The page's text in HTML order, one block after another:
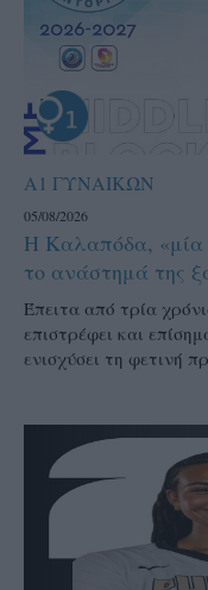
Α1 ΓΥΝΑΙΚΩΝ
05/08/2026
Η Καλαπόδα, «μία
το ανάστημά της
Έπειτα από τρία
επιστρέφει και
ενισχύσει τη φετινή